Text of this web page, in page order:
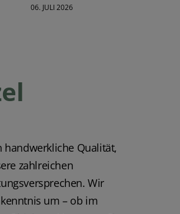
06. JULI 2026
Qualität,
zahlreichen
Wir
um – ob im